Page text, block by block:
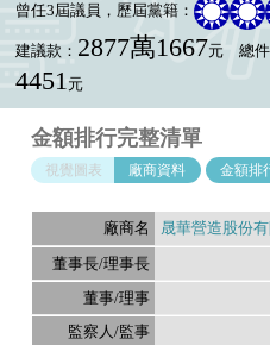
曾任3屆議員，歷屆黨籍：
建議款： 2877萬1667元 總
4451元
金額排行完整清單
視覺圖表 廠商資料 金額排
晟華營造股份有